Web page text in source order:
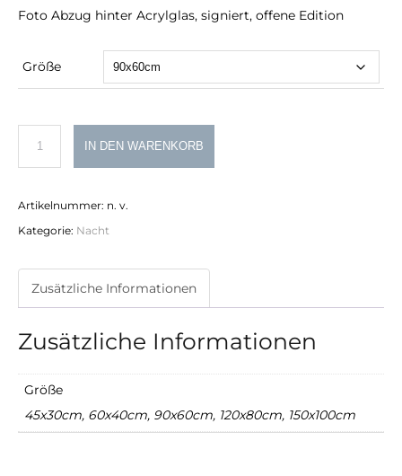
Foto Abzug hinter Acrylglas, signiert, offene Edition
Größe
Menge
IN DEN WARENKORB
Artikelnummer: n. v.
Kategorie: Nacht
Zusätzliche Informationen
Zusätzliche Informationen
Größe
45x30cm, 60x40cm, 90x60cm, 120x80cm, 150x100cm